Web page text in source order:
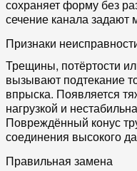
сохраняет форму без
сечение канала задают
Признаки
Трещины, потёртости
вызывают подтекание
впрыска. Появляется
нагрузкой и
Повреждённый конус
соединения высокого
Правильная замена